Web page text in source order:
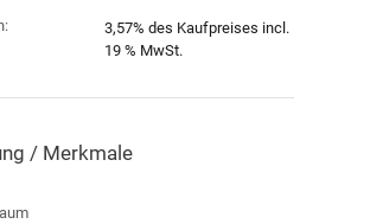
3,57% des Kaufpreises incl.
19 % MwSt.
/ Merkmale